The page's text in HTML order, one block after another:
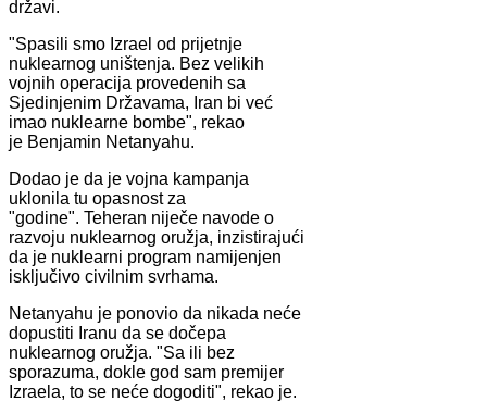
državi.
"Spasili smo Izrael od prijetnje
nuklearnog uništenja. Bez velikih
vojnih operacija provedenih sa
Sjedinjenim Državama, Iran bi već
imao nuklearne bombe", rekao
je Benjamin Netanyahu.
Dodao je da je vojna kampanja
uklonila tu opasnost za
"godine". Teheran niječe navode o
razvoju nuklearnog oružja, inzistirajući
da je nuklearni program namijenjen
isključivo civilnim svrhama.
Netanyahu je ponovio da nikada neće
dopustiti Iranu da se dočepa
nuklearnog oružja. "Sa ili bez
sporazuma, dokle god sam premijer
Izraela, to se neće dogoditi", rekao je.